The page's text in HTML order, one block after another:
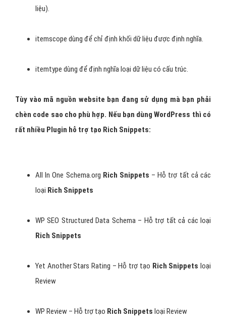
liệu).
itemscope dùng để chỉ định khối dữ liệu được định nghĩa.
itemtype dùng để định nghĩa loại dữ liệu có cấu trúc.
Tùy vào mã nguồn website bạn đang sử dụng mà bạn phải
chèn code sao cho phù hợp. Nếu bạn dùng WordPress thì có
rất nhiều Plugin hỗ trợ tạo Rich Snippets:
All In One Schema.org Rich Snippets – Hỗ trợ tất cả các
loại Rich Snippets
WP SEO Structured Data Schema – Hỗ trợ tất cả các loại
Rich Snippets
Yet Another Stars Rating – Hỗ trợ tạo Rich Snippets loại
Review
WP Review – Hỗ trợ tạo Rich Snippets loại Review